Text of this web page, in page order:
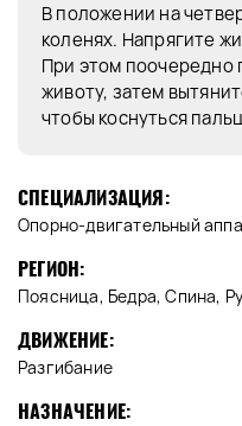
В положении на
коленях. Напрягите
При этом поочередно
животу, затем
чтобы коснуться
СПЕЦИАЛИЗАЦИЯ:
Опорно-двигательный
РЕГИОН:
Поясница, Бедра, Спина,
ДВИЖЕНИЕ:
Разгибание
НАЗНАЧЕНИЕ: